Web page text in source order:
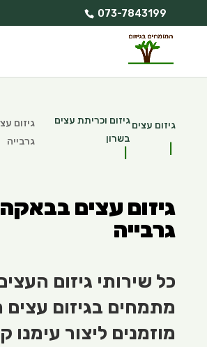
073-7843199
גיזום עציםגיזום וכריתת עצים
בשרון
גיזום
גרבייה
גיזום עצים
גרבייה
כל שירותי גיזום
מתמחים בגיזום עצים
מוזמנים ליצור עימנו